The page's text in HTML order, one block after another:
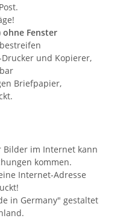
ohne Fenster
und Kopierer,
Briefpapier,
Bilder im Internet kann
kommen.
Internet-Adresse
in Germany" gestaltet